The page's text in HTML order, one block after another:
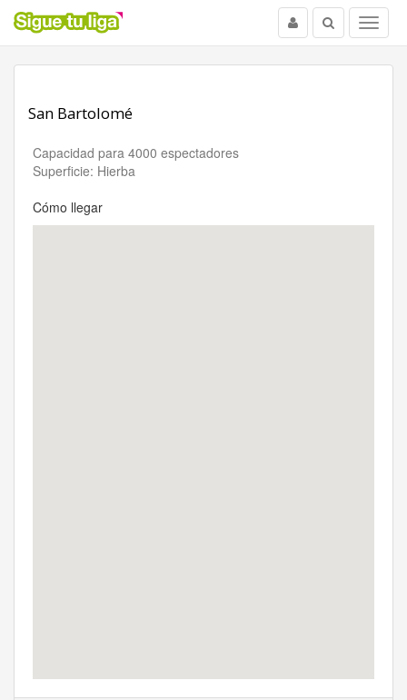
Menu
Buscar
Usuario
San Bartolomé
Capacidad para 4000 espectadores
Superficie: Hierba
Cómo llegar